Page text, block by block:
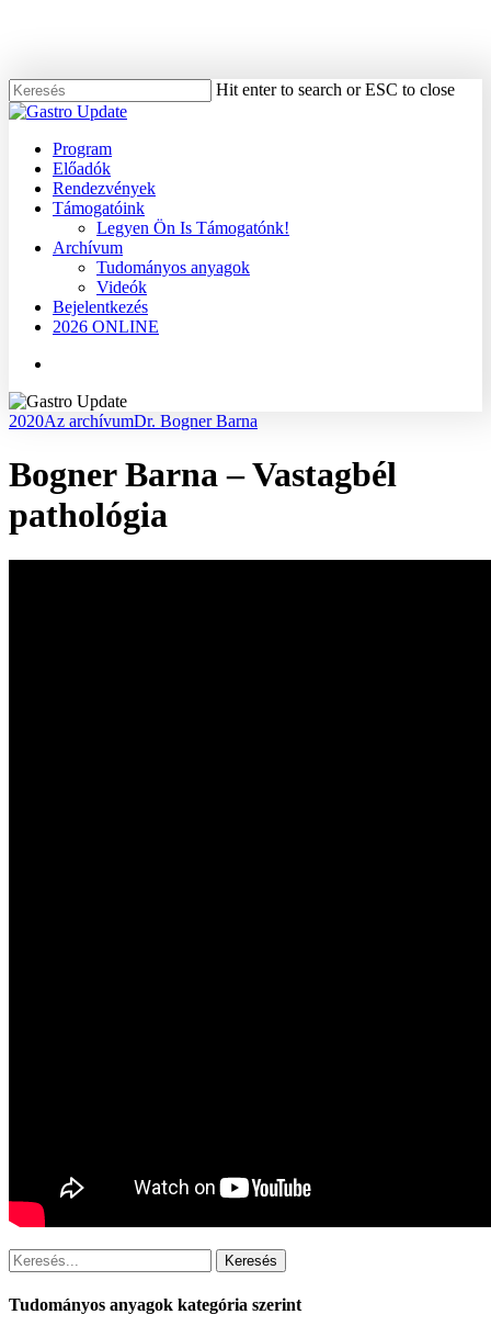
content
Hit enter to search or ESC to close
Close
Menu
Program
Előadók
Rendezvények
Támogatóink
Legyen Ön Is Támogatónk!
Archívum
Tudományos anyagok
Videók
Bejelentkezés
2026 ONLINE
2020Az archívumDr. Bogner Barna
Bogner Barna – Vastagbél
pathológia
Keresés
Tudományos anyagok kategória szerint